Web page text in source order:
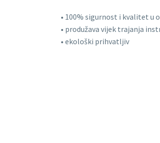
• 100% sigurnost i kvalitet u
• produžava vijek trajanja
• ekološki prihvatljiv